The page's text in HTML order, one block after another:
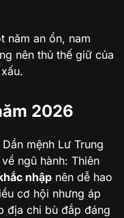
năm an ổn, nam
nên thủ thế giữ của
2026
mệnh Lư Trung
ngũ hành: Thiên
nhập nên dễ hao
cơ hội nhưng áp
địa chi bù đắp đáng